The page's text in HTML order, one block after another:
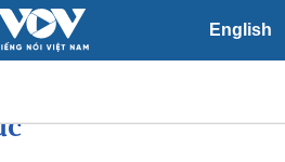
English
Bộ TT-TT tặng
trình 30 năm